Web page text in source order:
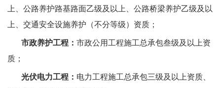
上、公路养护路基路面乙级及以上、公路桥梁养护乙级及以
上、交通安全设施养护（不分等级）资质；
市政养护工程：市政公用工程施工总承包叁级及以上资
质；
光伏电力工程： 电力工程施工总承包三级及以上资质、